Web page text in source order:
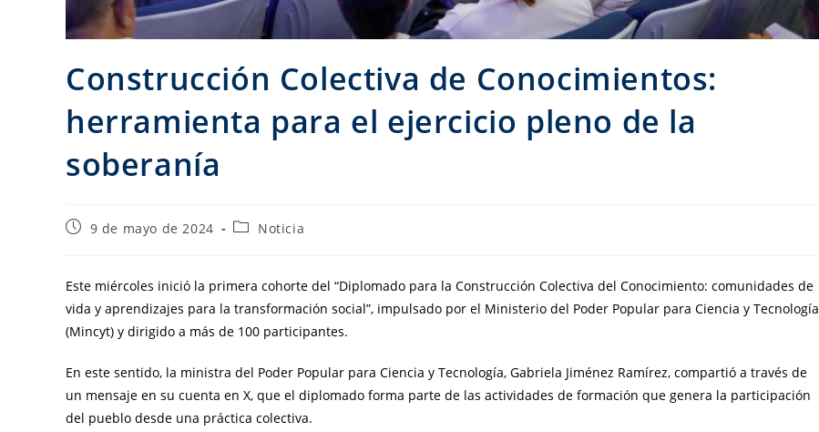
Construcción Colectiva de Conocimientos:
herramienta para el ejercicio pleno de la
soberanía
9 de mayo de 2024 Noticia
Este miércoles inició la primera cohorte del “Diplomado para la Construcción Colectiva del Conocimiento: comunidades de
vida y aprendizajes para la transformación social”, impulsado por el Ministerio del Poder Popular para Ciencia y Tecnología
(Mincyt) y dirigido a más de 100 participantes.
En este sentido, la ministra del Poder Popular para Ciencia y Tecnología, Gabriela Jiménez Ramírez, compartió a través de
un mensaje en su cuenta en X, que el diplomado forma parte de las actividades de formación que genera la participación
del pueblo desde una práctica colectiva.